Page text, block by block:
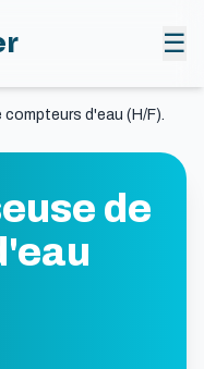
☰
compteurs d'eau (H/F).
de